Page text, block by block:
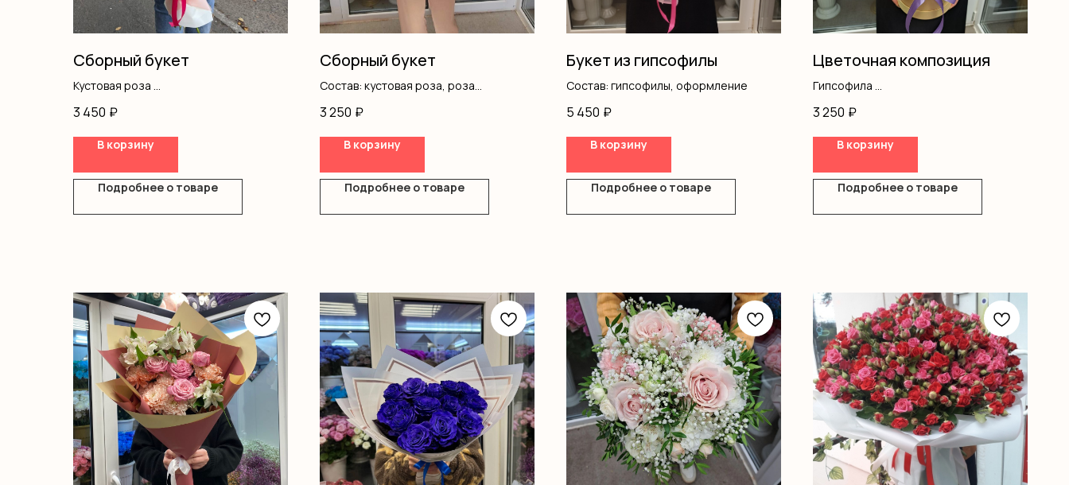
Сборный букет
Кустовая роза
Хризантемы
Гипсофила
Писташ
Оформление
3 450 ₽
В корзину
Подробнее о товаре
Сборный букет
Состав: кустовая роза, роза
альстромерия, писташ, оформление
3 250 ₽
В корзину
Подробнее о товаре
Букет из гипсофилы
Состав: гипсофилы, оформление
5 450 ₽
В корзину
Подробнее о товаре
Цветочная композиция
Гипсофила
Оазис
Коробка
3 250 ₽
В корзину
Подробнее о товаре